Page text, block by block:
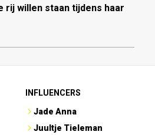
rij willen staan tijdens haar
INFLUENCERS
Jade Anna
Juultje Tieleman